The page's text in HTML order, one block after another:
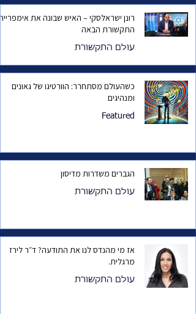
רונן ישראלסקי – האיש שבונה את
התקשורת הבאה
עולם התקשורת
כשהעולם מסתחרר: הוורטיגו של גאונים
ומנהיגים
Featured
הגברים משדרות מדיסון
עולם התקשורת
אז מי מהנדס לנו את התודעה? ד״ר לירז
מרגלית.
עולם התקשורת